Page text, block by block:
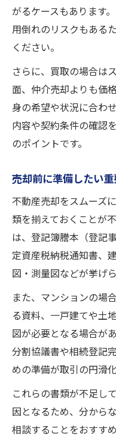
がるケースもあります
用倒れのリスクもある
ください。
さらに、買取の場合は
面、仲介売却よりも価
身の希望や状況に合わ
内容や契約条件の確認
のポイントです。
売却前に準備したい
不動産売却をスムーズ
類を揃えておくことが
は、登記簿謄本（登記
定資産税納税通知書、
図・測量図などが挙げら
また、マンションの場
る資料、一戸建てや土
図が必要となる場合が
分割協議書や相続登記
めの準備が取引の円滑
これらの書類が不足し
因となるため、分から
相談することをおすす